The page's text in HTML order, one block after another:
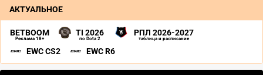
АКТУАЛЬНОЕ
BETBOOM
Реклама 18+
TI 2026
по Dota 2
РПЛ 2026-2027
таблица и расписание
EWC CS2 EWC R6